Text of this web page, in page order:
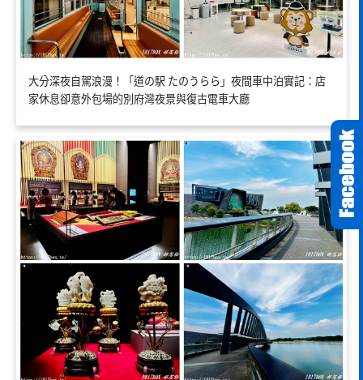
大分深夜自駕浪漫！「道の駅 たのうらら」夜間車中泊實記：店
家休息卻意外包場的別府灣夜景與復古電車大廳